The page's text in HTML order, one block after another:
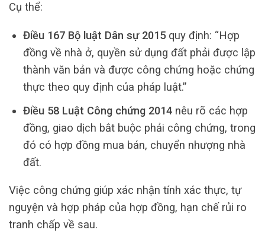
Cụ thể:
Điều 167 Bộ luật Dân sự 2015quy định: “Hợp
đồng về nhà ở, quyền sử dụng đất phải được lập
thành văn bản và được công chứng hoặc chứng
thực theo quy định của pháp luật.”
Điều 58 Luật Công chứng 2014nêu rõ các hợp
đồng, giao dịch bắt buộc phải công chứng, trong
đó có hợp đồng mua bán, chuyển nhượng nhà
đất.
Việc công chứng giúp xác nhận tính xác thực, tự
nguyện và hợp pháp của hợp đồng, hạn chế rủi ro
tranh chấp về sau.